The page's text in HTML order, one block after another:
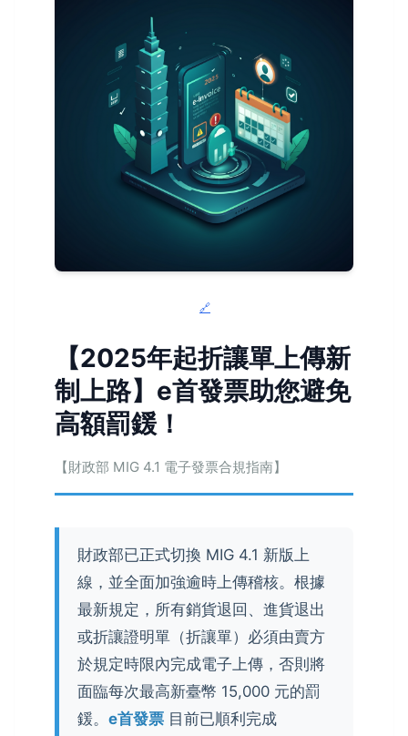
【2025年起折讓單上傳新
制上路】e首發票助您避免
高額罰鍰！
【財政部 MIG 4.1 電子發票合規指南】
財政部已正式切換 MIG 4.1 新版上
線，並全面加強逾時上傳稽核。根據
最新規定，所有銷貨退回、進貨退出
或折讓證明單（折讓單）必須由賣方
於規定時限內完成電子上傳，否則將
面臨每次最高新臺幣 15,000 元的罰
鍰。 e首發票 目前已順利完成